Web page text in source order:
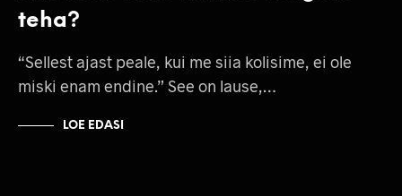
teha?
“Sellest ajast peale, kui me siia kolisime, ei ole
miski enam endine.” See on lause,…
LOE EDASI